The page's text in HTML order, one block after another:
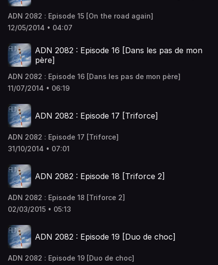
ADN 2082 : Episode 15 [On the road again]
12/05/2014 • 04:07
ADN 2082 : Episode 16 [Dans les pas de mon
père]
ADN 2082 : Episode 16 [Dans les pas de mon père]
11/07/2014 • 06:19
ADN 2082 : Episode 17 [Triforce]
ADN 2082 : Episode 17 [Triforce]
31/10/2014 • 07:01
ADN 2082 : Episode 18 [Triforce 2]
ADN 2082 : Episode 18 [Triforce 2]
02/03/2015 • 05:13
ADN 2082 : Episode 19 [Duo de choc]
ADN 2082 : Episode 19 [Duo de choc]